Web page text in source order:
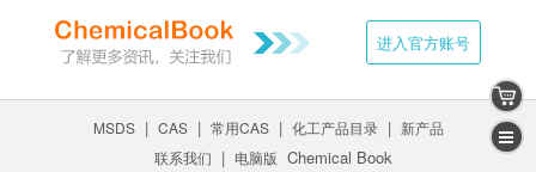
进入官方账号
MSDS | CAS | 常用CAS | 化工产品目录 | 新产品
联系我们 | 电脑版 Chemical Book